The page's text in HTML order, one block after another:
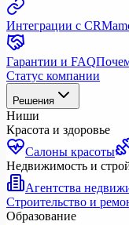
Интеграции с CRM
Гарантии и FAQ
Статус компании
Решения
Ниши
Красота и здоровье
Салоны красоты
Недвижимость и
Агентства
Строительство и
Образование